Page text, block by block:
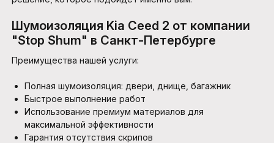
Шумоизоляция Kia Ceed 2 от компании
"Stop Shum" в Санкт-Петербурге
Преимущества нашей услуги:
Полная шумоизоляция: двери, днище, багажник
Быстрое выполнение работ
Использование премиум материалов для
максимальной эффективности
Гарантия отсутствия скрипов